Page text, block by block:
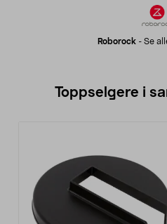
Roborock- Se
Toppselgere i